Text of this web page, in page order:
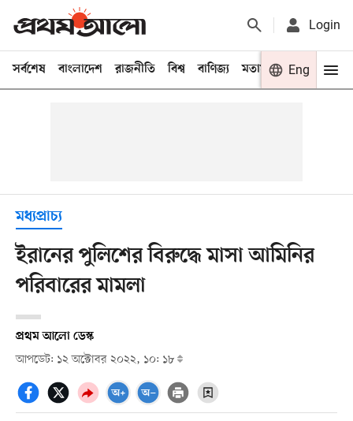
Login
সর্বশেষ বাংলাদেশ রাজনীতি বিশ্ব বাণিজ্য মতামত খেলা
Eng
মধ্যপ্রাচ্য
ইরানের পুলিশের বিরুদ্ধে মাসা আমিনির
পরিবারের মামলা
প্রথম আলো ডেস্ক
আপডেট: ১২ অক্টোবর ২০২২, ১০: ১৮